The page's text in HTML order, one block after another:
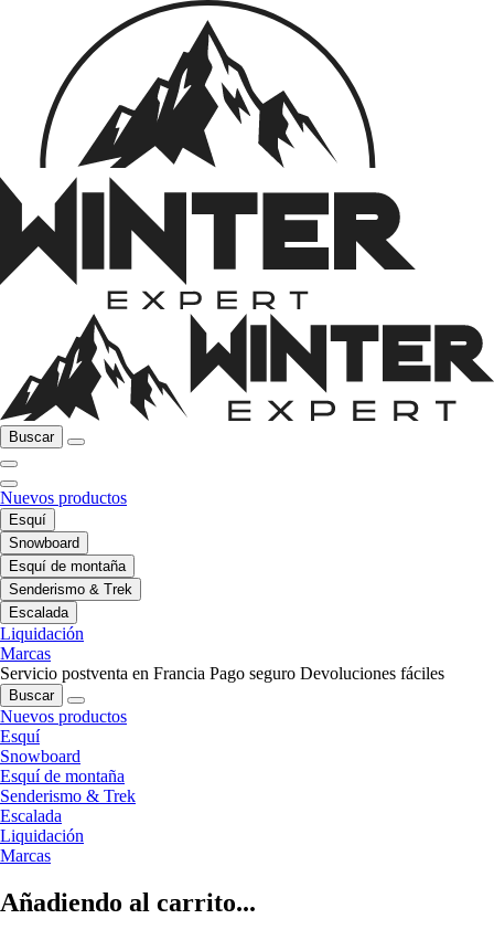
Buscar
Nuevos productos
Esquí
Snowboard
Esquí de montaña
Senderismo & Trek
Escalada
Liquidación
Marcas
Servicio postventa en Francia Pago seguro Devoluciones fáciles
Buscar
Nuevos productos
Esquí
Snowboard
Esquí de montaña
Senderismo & Trek
Escalada
Liquidación
Marcas
Añadiendo al carrito...